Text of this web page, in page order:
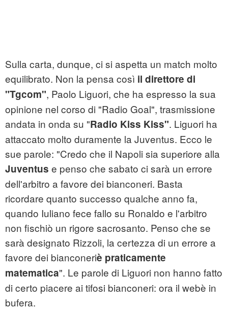
Sulla carta, dunque, ci si aspetta un match molto
equilibrato. Non la pensa così il direttore di
"Tgcom", Paolo Liguori, che ha espresso la sua
opinione nel corso di "Radio Goal", trasmissione
andata in onda su "Radio Kiss Kiss". Liguori ha
attaccato molto duramente la Juventus. Ecco le
sue parole: "Credo che il Napoli sia superiore alla
Juventus e penso che sabato ci sarà un errore
dell'arbitro a favore dei bianconeri. Basta
ricordare quanto successo qualche anno fa,
quando Iuliano fece fallo su Ronaldo e l'arbitro
non fischiò un rigore sacrosanto. Penso che se
sarà designato Rizzoli, la certezza di un errore a
favore dei bianconeriè praticamente
matematica". Le parole di Liguori non hanno fatto
di certo piacere ai tifosi bianconeri: ora il webè in
bufera.